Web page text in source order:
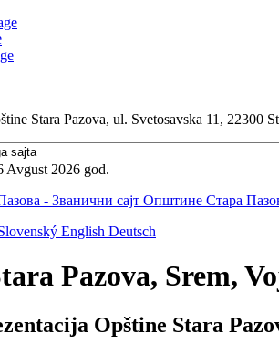
Stara Pazova, ul. Svetosavska 11, 22300
Avgust 2026 god.
English Deutsch
Pazova, Srem,
Opštine Stara